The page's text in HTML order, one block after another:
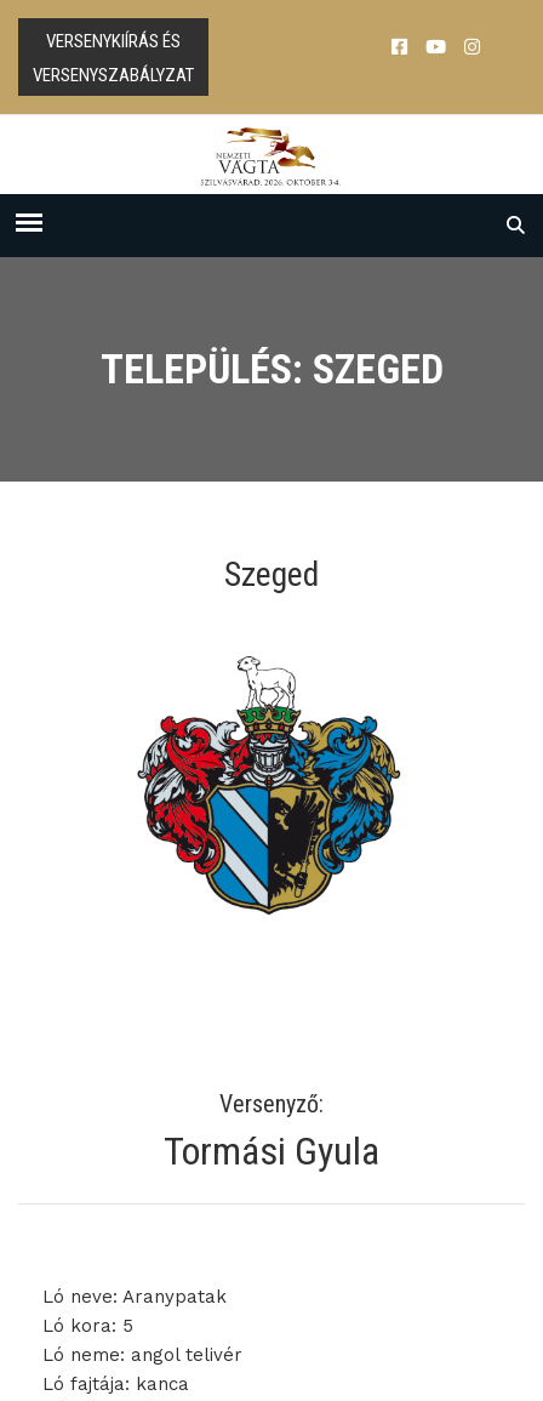
VERSENYKIÍRÁS ÉS
VERSENYSZABÁLYZAT
TELEPÜLÉS: SZEGED
Szeged
Versenyző:
Tormási Gyula
Ló neve: Aranypatak
Ló kora: 5
Ló neme: angol telivér
Ló fajtája: kanca